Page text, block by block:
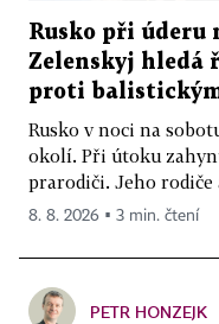
Rusko při úderu
Zelenskyj hledá
proti
Rusko v noci na
okolí. Při útoku
prarodiči. Jeho rodiče
8. 8. 2026 ▪ 3 min. čtení
PETR HONZEJK